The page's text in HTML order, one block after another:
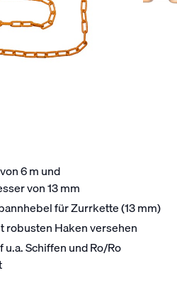
6 m und
von 13 mm
für Zurrkette (13 mm)
robusten Haken versehen
u.a. Schiffen und Ro/Ro